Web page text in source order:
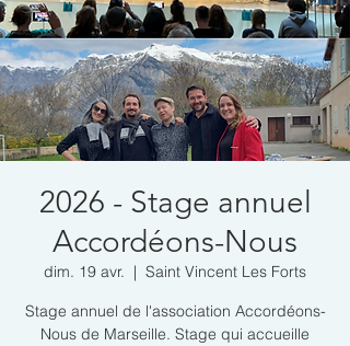
2026 - Stage annuel
Accordéons-Nous
dim. 19 avr.
  |
Saint Vincent Les Forts
Stage annuel de l'association Accordéons-
Nous de Marseille. Stage qui accueille